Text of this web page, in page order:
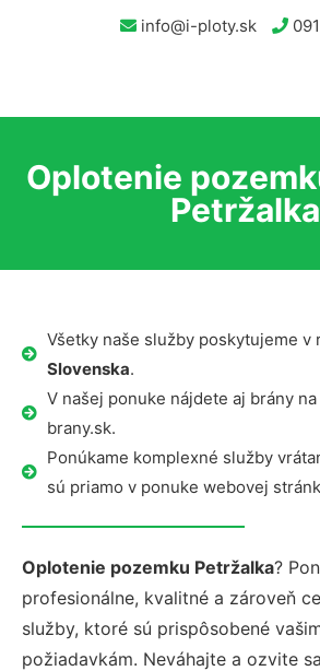
info@i-ploty.sk
Oplotenie
Petržalka
Všetky naše služby poskytujeme v
Slovenska.
V našej ponuke nájdete aj brány
brany.sk.
Ponúkame komplexné služby
sú priamo v ponuke webovej
Oplotenie pozemku Petržalka?
profesionálne, kvalitné a zároveň
služby, ktoré sú prispôsobené
požiadavkám. Neváhajte a ozvite